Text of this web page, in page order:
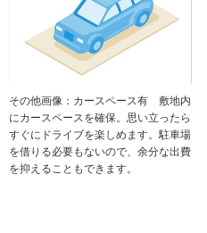
その他画像：カースペース有 敷地内
にカースペースを確保。思い立ったら
すぐにドライブを楽しめます。駐車場
を借りる必要もないので、余分な出費
を抑えることもできます。